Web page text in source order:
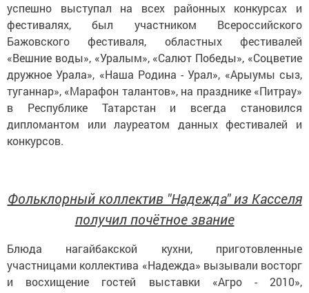
успешно выступал на всех районных конкурсах и
фестивалях, был участником Всероссийского
Бажовского фестиваля, областных фестивалей
«Вешние воды», «Уралым», «Салют Победы», «Соцветие
дружное Урала», «Наша Родина - Урал», «Арыумы сыз,
туганнар», «Марафон талантов», на празднике «Питрау»
в Республике Татарстан и всегда становился
дипломантом или лауреатом данных фестивалей и
конкурсов.
Фольклорный коллектив "Надежда" из Касселя
получил почётное звание
Блюда нагайбакской кухни, приготовленные
участницами коллектива «Надежда» вызывали восторг
и восхищение гостей выставки «Агро - 2010»,